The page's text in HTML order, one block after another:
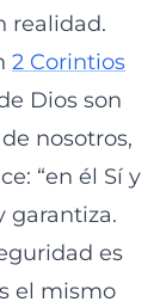
realidad.
2 Corintios
Dios son
nosotros,
“en él Sí y
garantiza.
es
el mismo